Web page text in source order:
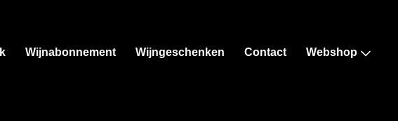
Wijnabonnement Wijngeschenken Contact Webshop